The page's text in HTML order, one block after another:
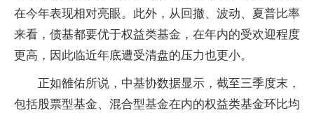
在今年表现相对亮眼。此外，从回撤、波动、夏普比率
来看，债基都要优于权益类基金，在年内的受欢迎程度
更高，因此临近年底遭受清盘的压力也更小。
正如雒佑所说，中基协数据显示，截至三季度末，
包括股票型基金、混合型基金在内的权益类基金环比均